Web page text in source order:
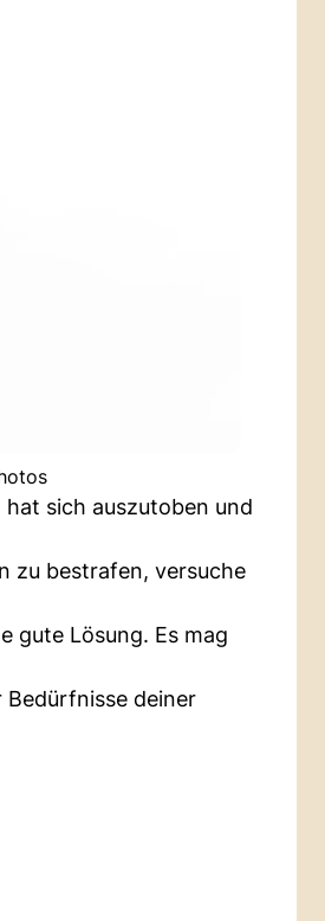
sich auszutoben und
zu bestrafen, versuche
gute Lösung. Es mag
Bedürfnisse deiner